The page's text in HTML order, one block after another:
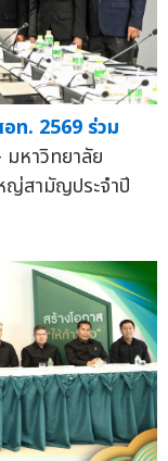
ท. 2569 ร่วม
หาวิทยาลัย
ญ่สามัญประจำปี